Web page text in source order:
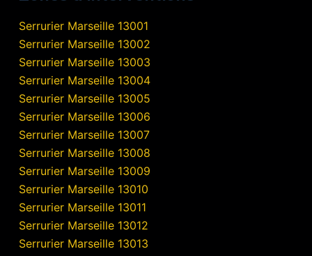
Serrurier Marseille 13001
Serrurier Marseille 13002
Serrurier Marseille 13003
Serrurier Marseille 13004
Serrurier Marseille 13005
Serrurier Marseille 13006
Serrurier Marseille 13007
Serrurier Marseille 13008
Serrurier Marseille 13009
Serrurier Marseille 13010
Serrurier Marseille 13011
Serrurier Marseille 13012
Serrurier Marseille 13013